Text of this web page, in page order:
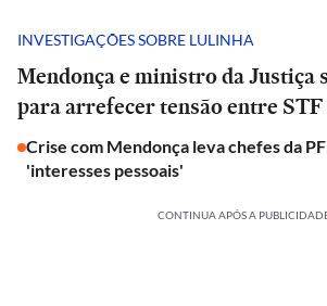
INVESTIGAÇÕES SOBRE LULINHA
Mendonça e ministro da Justiça
para arrefecer tensão entre STF
Crise com Mendonça leva chefes da
'interesses pessoais'
CONTINUA APÓS A